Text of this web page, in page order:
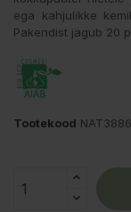
ega kahjulikke
Pakendist jagub 20
Tootekood NAT3886